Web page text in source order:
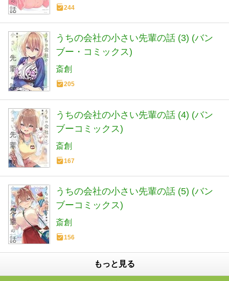
244
うちの会社の小さい先輩の話 (3) (バン
ブー・コミックス)
斎創
205
うちの会社の小さい先輩の話 (4) (バン
ブーコミックス)
斎創
167
うちの会社の小さい先輩の話 (5) (バン
ブーコミックス)
斎創
156
もっと見る